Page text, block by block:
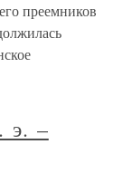
преемников
э. –